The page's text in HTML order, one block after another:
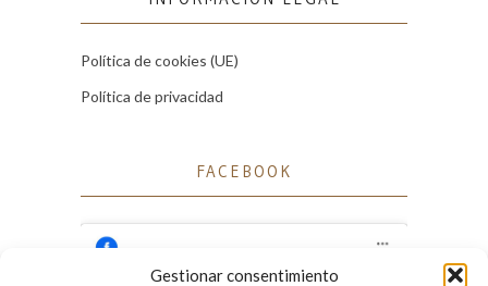
Gestionar consentimiento
Política de cookies (UE)
Política de privacidad
FACEBOOK